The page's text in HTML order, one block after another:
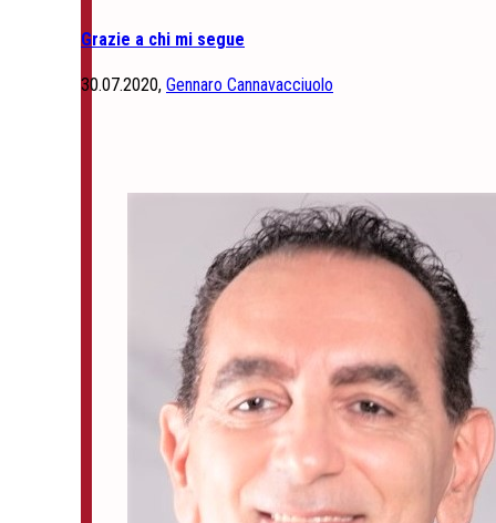
Grazie a chi mi segue
30.07.2020, Gennaro Cannavacciuolo